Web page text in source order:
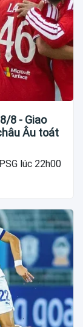
8 - Giao
Âu toát
lúc 22h00